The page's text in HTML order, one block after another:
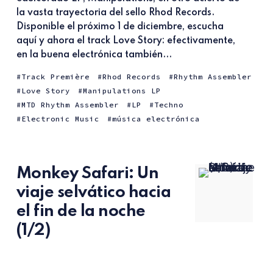
la vasta trayectoria del sello Rhod Records.
Disponible el próximo 1 de diciembre, escucha
aquí y ahora el track Love Story: efectivamente,
en la buena electrónica también...
Track Première Rhod Records
Rhythm Assembler
Love Story
Manipulations LP
MTD Rhythm Assembler
LP
Techno
Electronic Music
música electrónica
Monkey Safari: Un
viaje selvático hacia
el fin de la noche
(1/2)